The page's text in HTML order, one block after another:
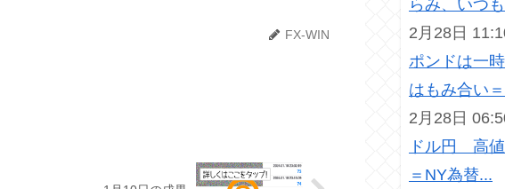
FX-WIN
らみ、いつ
2月28日
ポンドは一
はもみ合い
2月28日
ドル円 高
＝NY為替...